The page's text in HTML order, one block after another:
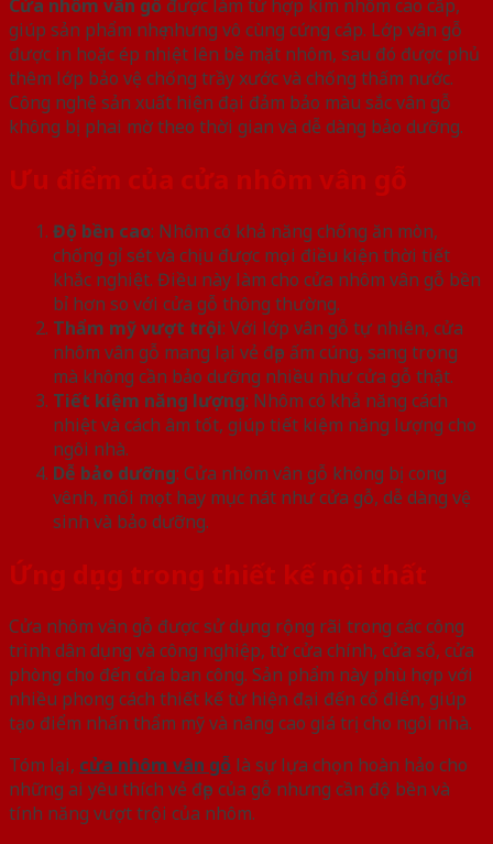
Cửa nhôm vân gỗ được làm từ hợp kim nhôm cao cấp,
giúp sản phẩm nhẹ nhưng vô cùng cứng cáp. Lớp vân gỗ
được in hoặc ép nhiệt lên bề mặt nhôm, sau đó được phủ
thêm lớp bảo vệ chống trầy xước và chống thấm nước.
Công nghệ sản xuất hiện đại đảm bảo màu sắc vân gỗ
không bị phai mờ theo thời gian và dễ dàng bảo dưỡng.
Ưu điểm của cửa nhôm vân gỗ
Độ bền cao: Nhôm có khả năng chống ăn mòn,
chống gỉ sét và chịu được mọi điều kiện thời tiết
khắc nghiệt. Điều này làm cho cửa nhôm vân gỗ bền
bỉ hơn so với cửa gỗ thông thường.
Thẩm mỹ vượt trội: Với lớp vân gỗ tự nhiên, cửa
nhôm vân gỗ mang lại vẻ đẹp ấm cúng, sang trọng
mà không cần bảo dưỡng nhiều như cửa gỗ thật.
Tiết kiệm năng lượng: Nhôm có khả năng cách
nhiệt và cách âm tốt, giúp tiết kiệm năng lượng cho
ngôi nhà.
Dễ bảo dưỡng: Cửa nhôm vân gỗ không bị cong
vênh, mối mọt hay mục nát như cửa gỗ, dễ dàng vệ
sinh và bảo dưỡng.
Ứng dụng trong thiết kế nội thất
Cửa nhôm vân gỗ được sử dụng rộng rãi trong các công
trình dân dụng và công nghiệp, từ cửa chính, cửa sổ, cửa
phòng cho đến cửa ban công. Sản phẩm này phù hợp với
nhiều phong cách thiết kế từ hiện đại đến cổ điển, giúp
tạo điểm nhấn thẩm mỹ và nâng cao giá trị cho ngôi nhà.
Tóm lại, cửa nhôm vân gỗ là sự lựa chọn hoàn hảo cho
những ai yêu thích vẻ đẹp của gỗ nhưng cần độ bền và
tính năng vượt trội của nhôm.